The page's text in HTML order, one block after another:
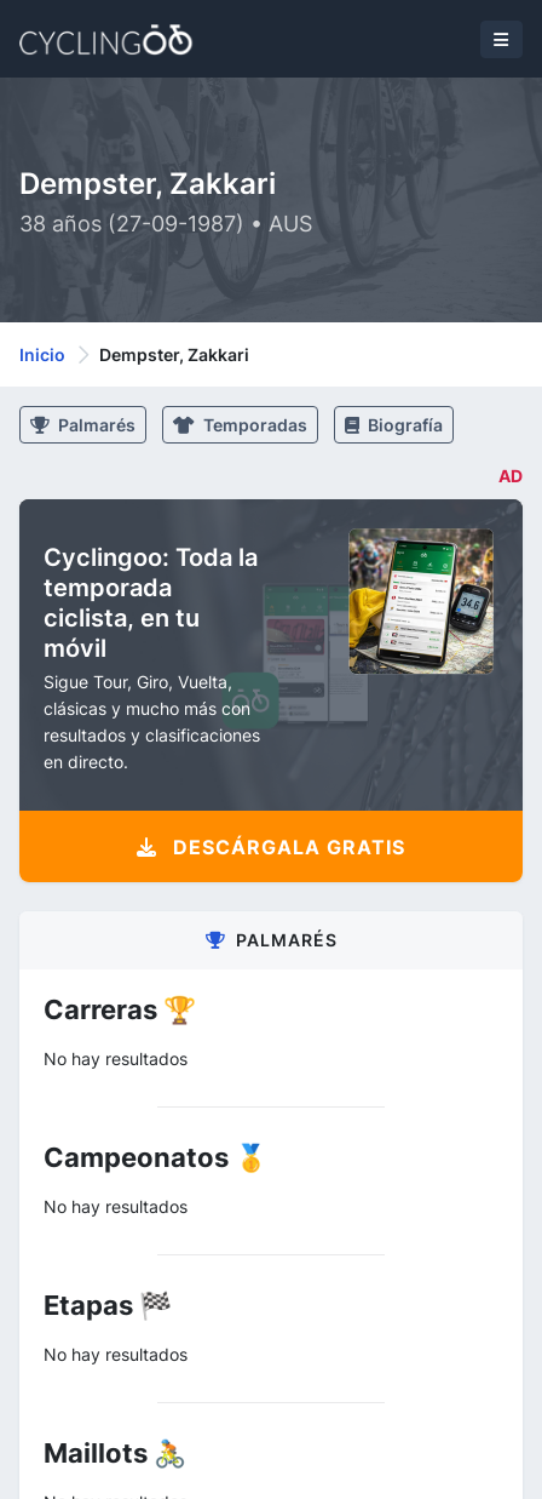
Dempster, Zakkari
38 años (27-09-1987) • AUS
Inicio Dempster, Zakkari
Palmarés Temporadas Biografía
AD
Cyclingoo: Toda la
temporada
ciclista, en tu
móvil
Sigue Tour, Giro, Vuelta,
clásicas y mucho más con
resultados y clasificaciones
en directo.
DESCÁRGALA GRATIS
PALMARÉS
Carreras 🏆
No hay resultados
Campeonatos 🥇
No hay resultados
Etapas 🏁
No hay resultados
Maillots 🚴